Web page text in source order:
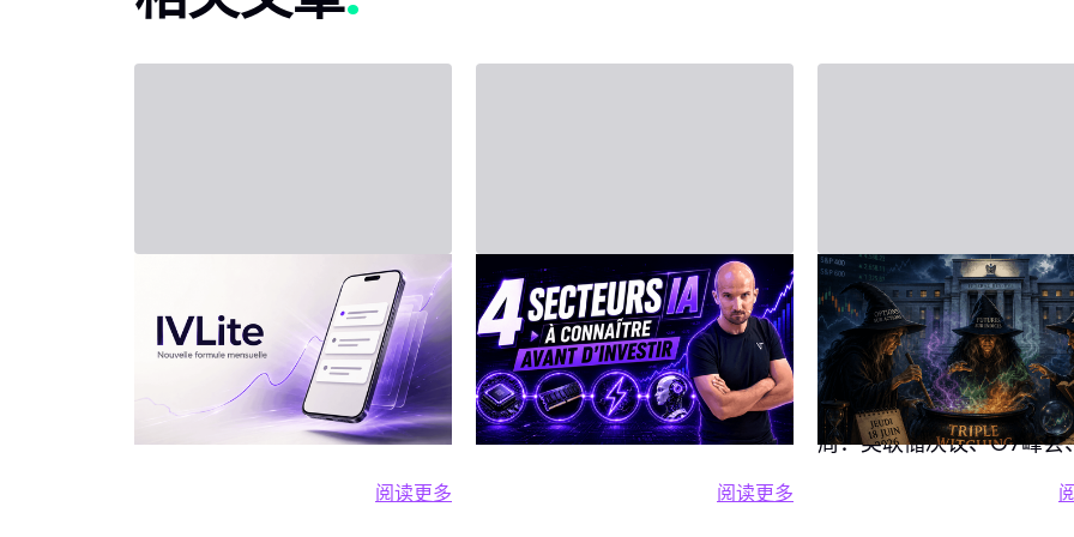
新套餐：IVLite
IVLite：IVT精华通知，每月仅29
欧元 清晰的计划、市场简报和回
顾，直接送达您的手机与电脑，
仅此而已。 问题不在于信息匮
分析、相互矛盾的观点和信号交
阅读更多阅读更多 新套餐：IVLite
2026年7月20日 - Third Party
投资人工智能（AI）：
四大支柱
人工智能是2026年市场的核心驱
动力。但“整体买AI”这一概念并没
有实际意义，在FOMO情绪下高
内容，是很危险的。 本文为你提
阅读更多阅读更多 投资人工智能（AI）：四大
2026年6月14日 - Third Party
2026年6月15日
股市一周前瞻：
储、G7与三巫日
焦点
本周投资者将迎来格外密
周：美联储决议、G7峰会
重要宏观数据披露，以及
加剧市场波动的“三巫日”